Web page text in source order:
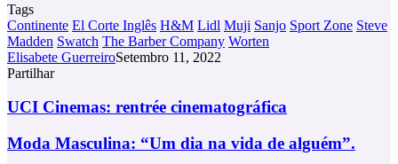
Tags
Continente El Corte Inglês H&M Lidl Muji Sanjo Sport Zone Steve
Madden Swatch The Barber Company Worten
Elisabete GuerreiroSetembro 11, 2022
Partilhar
Via
UCI
rentrée
cinematográfica
UCI Cinemas: rentrée cinematográfica
Moda
Moda Masculina: “Um dia na vida de alguém”.